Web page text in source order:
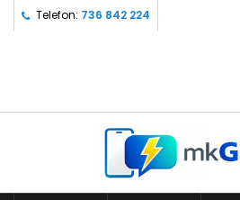
Telefon: 736 842 224